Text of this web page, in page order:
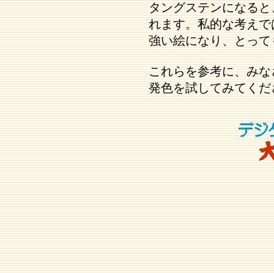
タングステンになる
れます。私的な考え
強い絵になり、とっ
これらを参考に、み
発色を試してみてくだ